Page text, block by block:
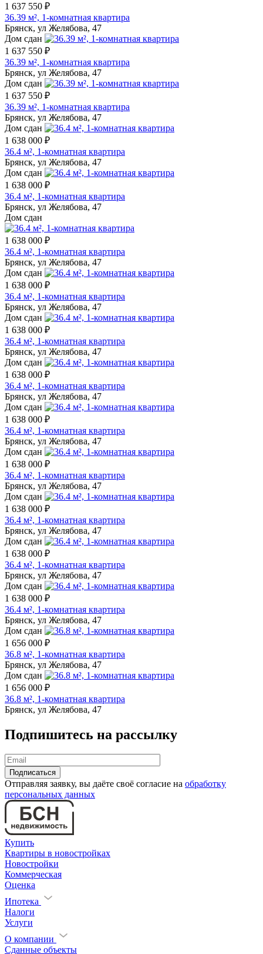
1 637 550 ₽
36.39 м², 1-комнатная квартира
Брянск, ул Желябова, 47
Дом сдан
1 637 550 ₽
36.39 м², 1-комнатная квартира
Брянск, ул Желябова, 47
Дом сдан
1 637 550 ₽
36.39 м², 1-комнатная квартира
Брянск, ул Желябова, 47
Дом сдан
1 638 000 ₽
36.4 м², 1-комнатная квартира
Брянск, ул Желябова, 47
Дом сдан
1 638 000 ₽
36.4 м², 1-комнатная квартира
Брянск, ул Желябова, 47
Дом сдан
1 638 000 ₽
36.4 м², 1-комнатная квартира
Брянск, ул Желябова, 47
Дом сдан
1 638 000 ₽
36.4 м², 1-комнатная квартира
Брянск, ул Желябова, 47
Дом сдан
1 638 000 ₽
36.4 м², 1-комнатная квартира
Брянск, ул Желябова, 47
Дом сдан
1 638 000 ₽
36.4 м², 1-комнатная квартира
Брянск, ул Желябова, 47
Дом сдан
1 638 000 ₽
36.4 м², 1-комнатная квартира
Брянск, ул Желябова, 47
Дом сдан
1 638 000 ₽
36.4 м², 1-комнатная квартира
Брянск, ул Желябова, 47
Дом сдан
1 638 000 ₽
36.4 м², 1-комнатная квартира
Брянск, ул Желябова, 47
Дом сдан
1 638 000 ₽
36.4 м², 1-комнатная квартира
Брянск, ул Желябова, 47
Дом сдан
1 638 000 ₽
36.4 м², 1-комнатная квартира
Брянск, ул Желябова, 47
Дом сдан
1 656 000 ₽
36.8 м², 1-комнатная квартира
Брянск, ул Желябова, 47
Дом сдан
1 656 000 ₽
36.8 м², 1-комнатная квартира
Брянск, ул Желябова, 47
Подпишитесь на рассылку
Отправляя заявку, вы даёте своё согласие на обработку
персональных данных
Купить
Квартиры в новостройках
Новостройки
Коммерческая
Оценка
Ипотека
Налоги
Услуги
О компании
Сданные объекты